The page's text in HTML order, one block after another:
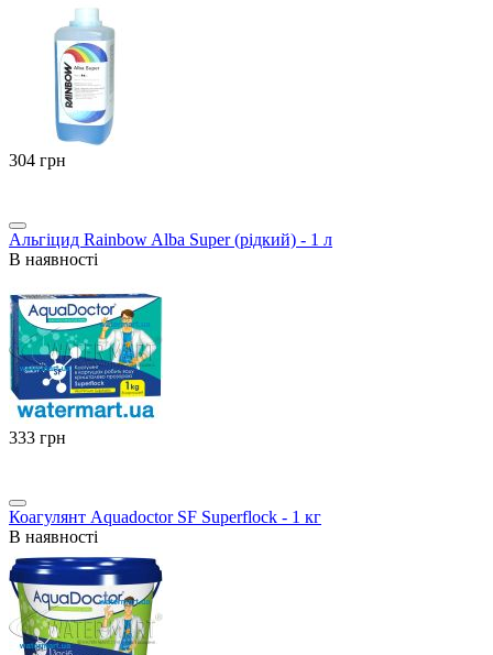
‍304‍ грн
Альгіцид Rainbow Alba Super (рідкий) - 1 л
В наявності
‍333‍ грн
Коагулянт Aquadoctor SF Superflock - 1 кг
В наявності